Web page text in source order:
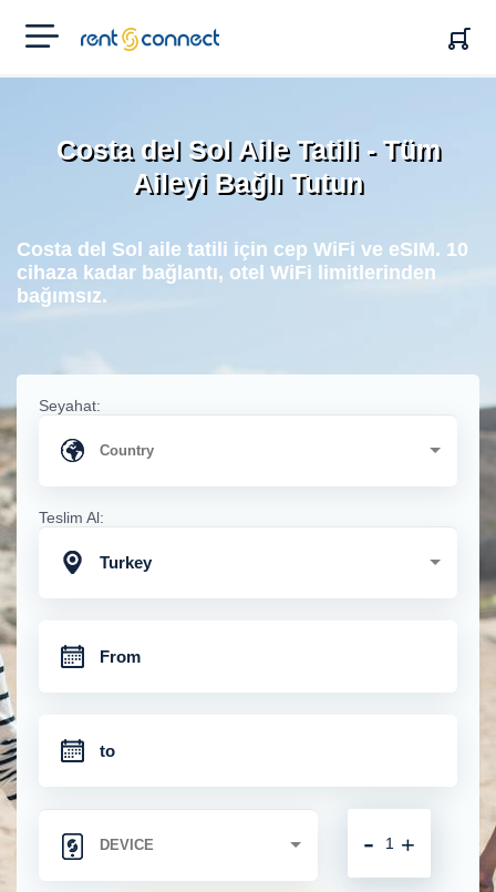
RENT'N
CONNECT
Costa del Sol Aile Tatili - Tüm
Aileyi Bağlı Tutun
Costa del Sol aile tatili için cep WiFi ve eSIM. 10
cihaza kadar bağlantı, otel WiFi limitlerinden
bağımsız.
Seyahat:
Teslim Al:
Turkey
+
-